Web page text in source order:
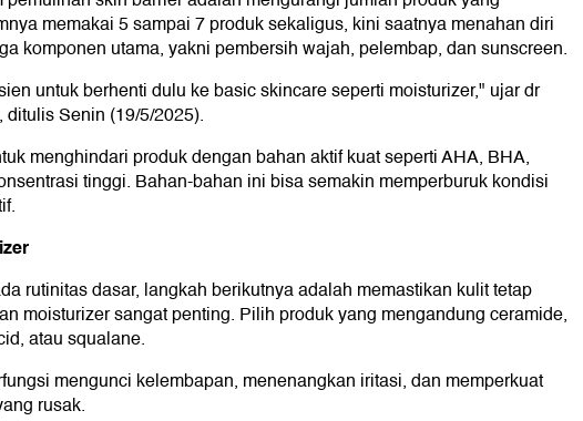
memakai 5 sampai 7 produk sekaligus, kini saatnya menahan diri
komponen utama, yakni pembersih wajah, pelembap, dan sunscreen.
untuk berhenti dulu ke basic skincare seperti moisturizer," ujar dr
Senin (19/5/2025).
menghindari produk dengan bahan aktif kuat seperti AHA, BHA,
tinggi. Bahan-bahan ini bisa semakin memperburuk kondisi
rutinitas dasar, langkah berikutnya adalah memastikan kulit tetap
moisturizer sangat penting. Pilih produk yang mengandung ceramide,
atau squalane.
mengunci kelembapan, menenangkan iritasi, dan memperkuat
rusak.